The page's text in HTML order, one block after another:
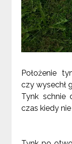
Położenie
czy wysechł
Tynk schnie
czas kiedy